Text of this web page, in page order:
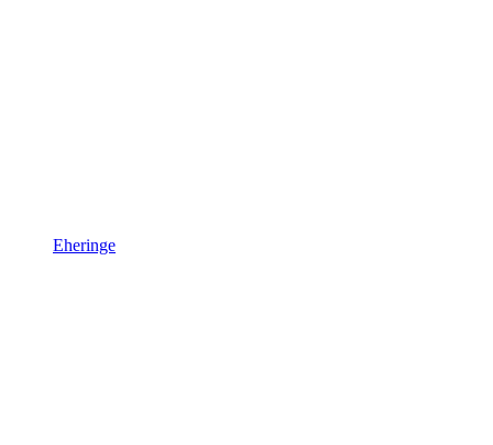
Eheringe